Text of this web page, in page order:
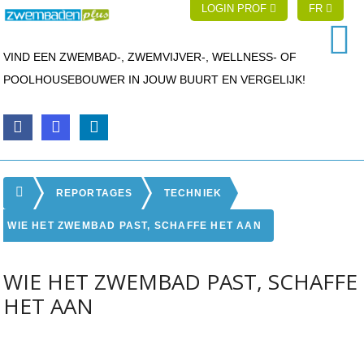
LOGIN PROF FR
VIND EEN ZWEMBAD-, ZWEMVIJVER-, WELLNESS- OF
POOLHOUSEBOUWER IN JOUW BUURT EN VERGELIJK!
REPORTAGES TECHNIEK
WIE HET ZWEMBAD PAST, SCHAFFE HET AAN
WIE HET ZWEMBAD PAST, SCHAFFE
HET AAN